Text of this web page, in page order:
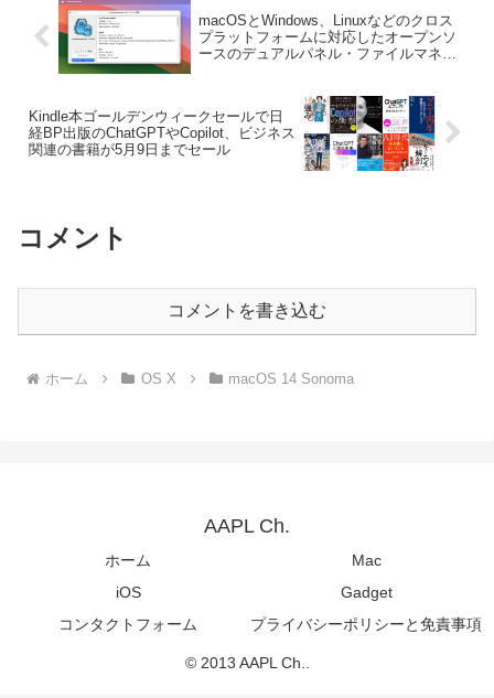
macOSとWindows、Linuxなどのクロス
プラットフォームに対応したオープンソ
ースのデュアルパネル・ファイルマネー
Kindle本ゴールデンウィークセールで日
経BP出版のChatGPTやCopilot、ビジネス
関連の書籍が5月9日までセール
コメント
コメントを書き込む
ホーム OS X macOS 14 Sonoma
AAPL Ch.
ホーム
Mac
iOS
Gadget
コンタクトフォーム
プライバシーポリシーと免責事項
© 2013 AAPL Ch..